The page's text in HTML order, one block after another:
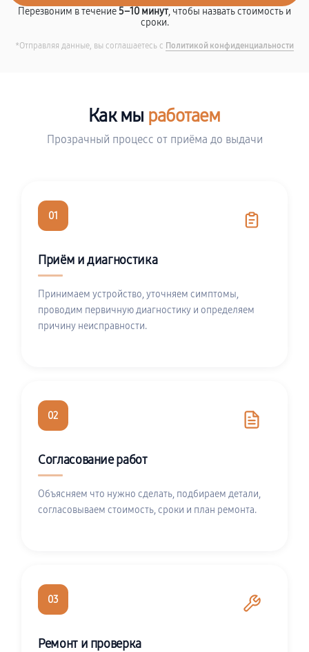
Перезвоним в течение5–10 минут, чтобы назвать стоимость и
сроки.
*Отправляя данные, вы соглашаетесь с Политикой конфиденциальности
Как мы работаем
Прозрачный процесс от приёма до выдачи
01
Приём и диагностика
Принимаем устройство, уточняем симптомы,
проводим первичную диагностику и определяем
причину неисправности.
02
Согласование работ
Объясняем что нужно сделать, подбираем детали,
согласовываем стоимость, сроки и план ремонта.
03
Ремонт и проверка